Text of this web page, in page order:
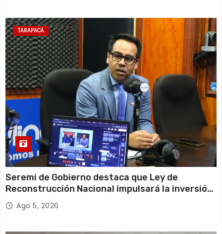
TARAPACÁ
Seremi de Gobierno destaca que Ley de
Reconstrucción Nacional impulsará la inversión
y el empleo en Tarapacá
Ago 5, 2026